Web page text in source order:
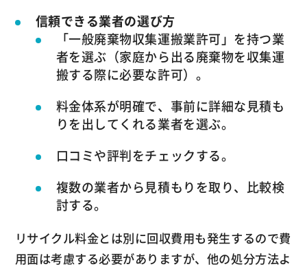
信頼できる業者の選び方
「一般廃棄物収集運搬業許可」を持つ業
者を選ぶ（家庭から出る廃棄物を収集運
搬する際に必要な許可）。
料金体系が明確で、事前に詳細な見積も
りを出してくれる業者を選ぶ。
口コミや評判をチェックする。
複数の業者から見積もりを取り、比較検
討する。
リサイクル料金とは別に回収費用も発生するので費
用面は考慮する必要がありますが、他の処分方法よ